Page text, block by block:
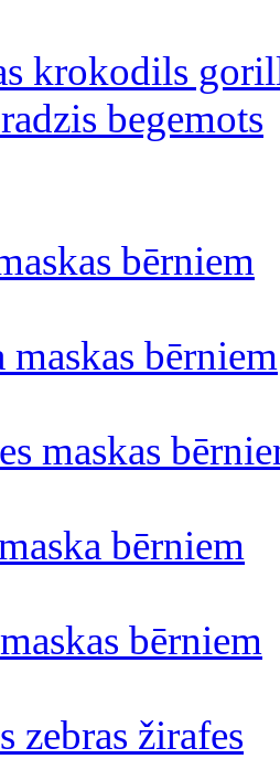
krokodils
begemots
bērniem
maskas bērniem
maskas
bērniem
bērniem
zebras žirafes